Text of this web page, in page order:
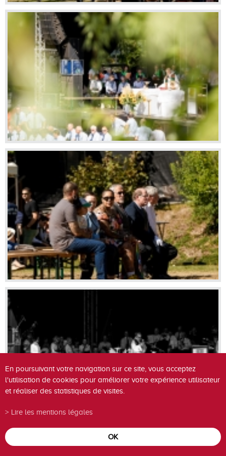
En poursuivant votre navigation sur ce site, vous acceptez
l'utilisation de cookies pour améliorer votre expérience utilisateur
et réaliser des statistiques de visites.
Lire les mentions légales
OK